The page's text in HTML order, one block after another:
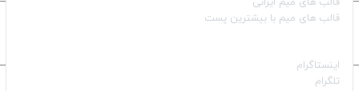
قالب‌ های میم ایرانی
قالب‌ های میم با بیشترین پست
اینستاگرام
تلگرام